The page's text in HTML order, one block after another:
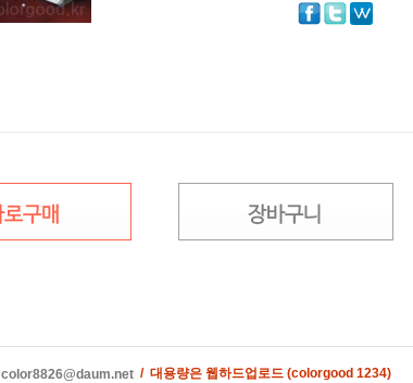
color8826@daum.net / 대용량은 웹하드업로드 (colorgood 1234)